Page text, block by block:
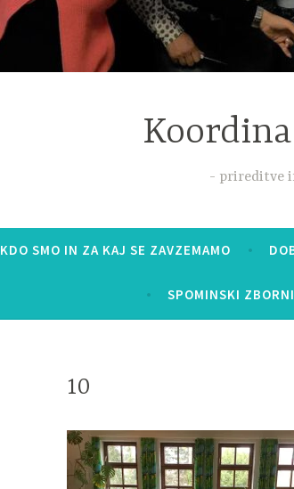
prireditve
KDO SMO IN ZA KAJ SE ZAVZEMAMO
SPOMINSKI
10